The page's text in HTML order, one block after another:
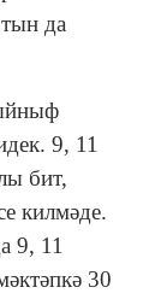
да
9, 11
бит,
килмәде.
9, 11
30